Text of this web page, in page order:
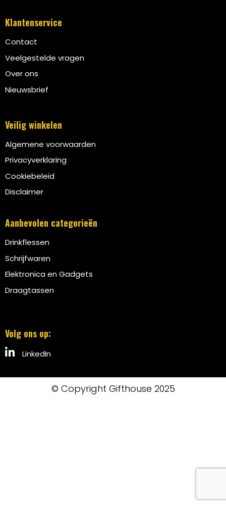
Klantenservice
Contact
Veelgestelde vragen
Over ons
Nieuwsbrief
Veilig winkelen
Algemene voorwaarden
Privacyverklaring
Cookiebeleid
Disclaimer
Aanbevolen categorieën
Drinkflessen
Schrijfwaren
Elektronica en Gadgets
Draagtassen
Volg ons op:
LinkedIn
© Copyright Gifthouse 2025